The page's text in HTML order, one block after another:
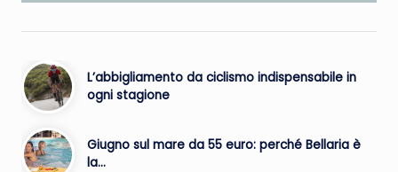
L’abbigliamento da ciclismo indispensabile in
ogni stagione
Giugno sul mare da 55 euro: perché Bellaria è
la…